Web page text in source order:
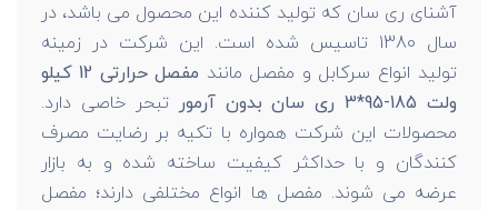
آشنای ری سان که تولید کننده این محصول می باشد، در
سال 1380 تاسیس شده است. این شرکت در زمینه
تولید انواع سرکابل و مفصل مانند
مفصل حرارتی 12 کیلو
ولت 185-95*3 ری سان بدون آرمور
تبحر خاصی دارد.
محصولات این شرکت همواره با تکیه بر رضایت مصرف
کنندگان و با حداکثر کیفیت ساخته شده و به بازار
عرضه می شوند. مفصل ها انواع مختلفی دارند؛ مفصل